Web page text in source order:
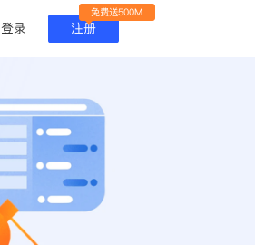
登录 注册
免费送500M